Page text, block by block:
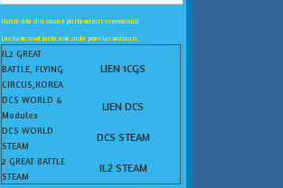
Notre site d'a aucun partenariat commercial
Les liens sont juste une aide pour les visiteurs.
IL2 GREAT
BATTLE, FLYING
CIRCUS,KOREA
LIEN 1CGS
DCS WORLD &
Modules
LIEN DCS
DCS WORLD
STEAM
DCS STEAM
2 GREAT BATTLE
STEAM
IL2 STEAM